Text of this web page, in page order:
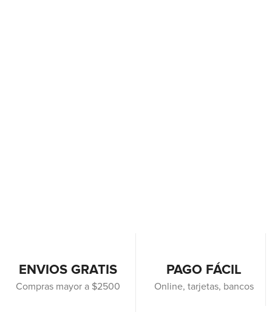
ENVIOS GRATIS
Compras mayor a $2500
PAGO FÁCIL
Online, tarjetas, bancos